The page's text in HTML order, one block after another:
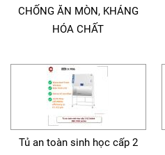
CHỐNG ĂN MÒN, KHÁNG
HÓA CHẤT
Tủ an toàn sinh học cấp 2